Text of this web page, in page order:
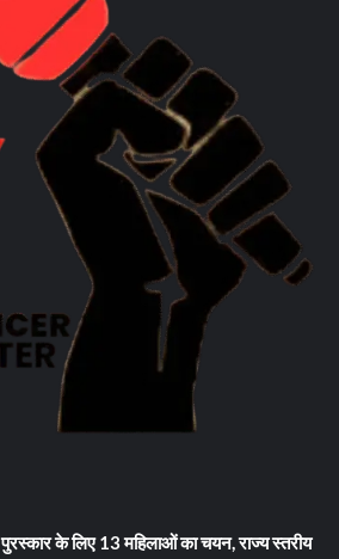
पुरस्कार के लिए 13 महिलाओं का चयन, राज्य स्तरीय